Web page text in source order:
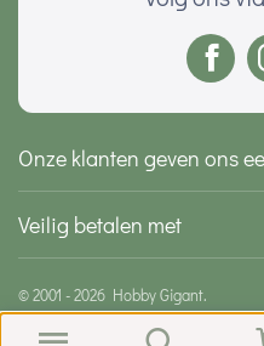
Onze klanten geven ons
Veilig betalen met
© 2001 - 2026 Hobby Gigant.